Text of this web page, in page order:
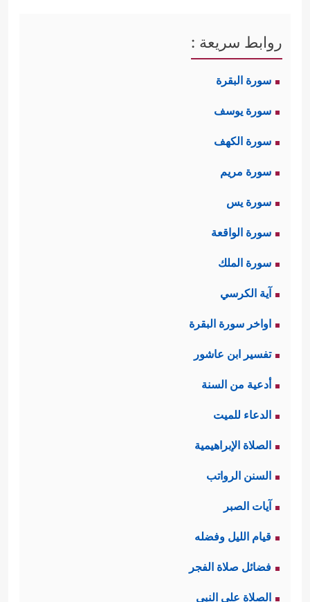
روابط سريعة :
سورة البقرة
سورة يوسف
سورة الكهف
سورة مريم
سورة يس
سورة الواقعة
سورة الملك
آية الكرسي
اواخر سورة البقرة
تفسير ابن عاشور
أدعية من السنة
الدعاء للميت
الصلاة الإبراهيمية
السنن الرواتب
آيات الصبر
قيام الليل وفضله
فضائل صلاة الفجر
الصلاة على النبي